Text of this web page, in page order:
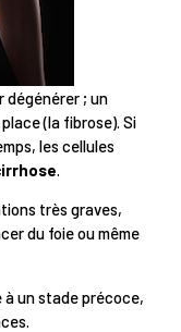
dégénérer ; un
(la fibrose). Si
les cellules
.
très graves,
du foie ou même
un stade précoce,